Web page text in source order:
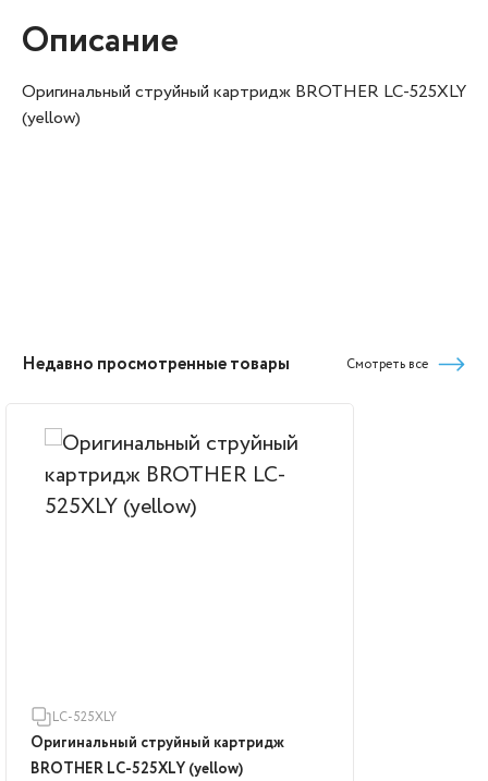
Описание
Оригинальный струйный картридж BROTHER LC-525XLY
(yellow)
Недавно просмотренные товары Смотреть все
LC-525XLY
Оригинальный струйный картридж
BROTHER LC-525XLY (yellow)